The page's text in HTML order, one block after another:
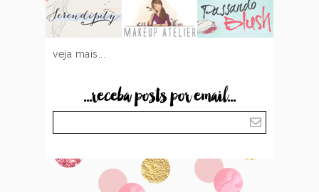
veja mais...
...receba posts por email...